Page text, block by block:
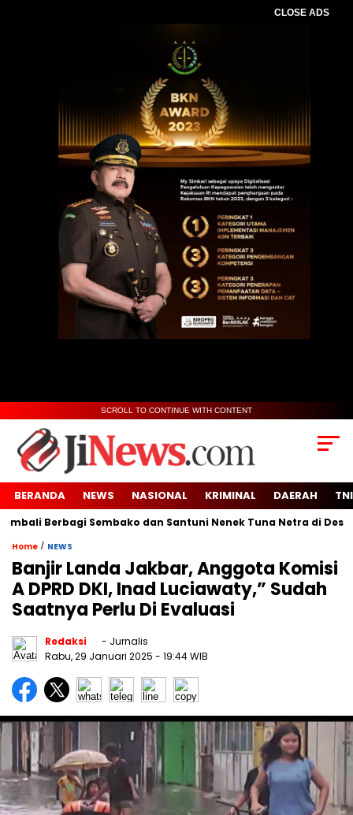
CLOSE ADS
SCROLL TO CONTINUE WITH CONTENT
BERANDA NEWS NASIONAL KRIMINAL DAERAH
Berbagi Sembako dan Santuni Nenek Tuna Netra di Desa
Home / NEWS
Banjir Landa Jakbar, Anggota Komisi
A DPRD DKI, Inad Luciawaty,” Sudah
Saatnya Perlu Di Evaluasi
Redaksi
- Jurnalis
Rabu, 29 Januari 2025 - 19:44 WIB